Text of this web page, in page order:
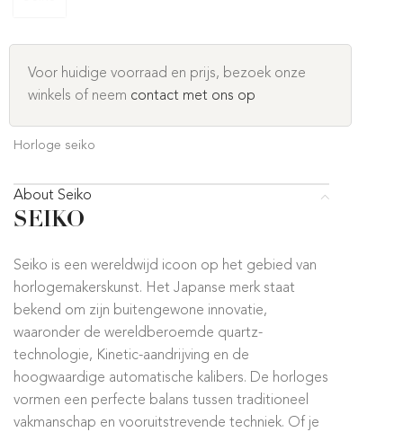
Voor huidige voorraad en prijs, bezoek onze
winkels of neem contact met ons op
Horloge seiko
About Seiko
SEIKO
Seiko is een wereldwijd icoon op het gebied van
horlogemakerskunst. Het Japanse merk staat
bekend om zijn buitengewone innovatie,
waaronder de wereldberoemde quartz-
technologie, Kinetic-aandrijving en de
hoogwaardige automatische kalibers. De horloges
vormen een perfecte balans tussen traditioneel
vakmanschap en vooruitstrevende techniek. Of je